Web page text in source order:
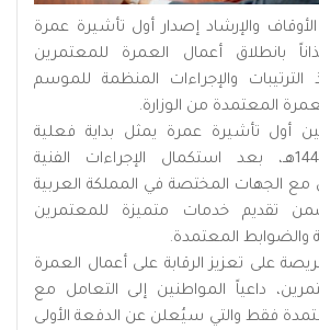
والإرشاد إصدار أول تأشيرة عمرة
إيذاناً بانطلاق أعمال العمرة للمعتمرين
الترتيبات والإجراءات المنظمة للموسم
المعتمدة من الوزارة.
أول تأشيرة عمرة يمثل بداية فعلية
لموسم العمرة 1448هـ، بعد استكمال الإجراءات الفنية
مع الجهات المختصة في المملكة العربية
تقديم خدمات متميزة للمعتمرين
والضوابط المعتمدة.
على تعزيز الرقابة على أعمال العمرة
داعياً المواطنين إلى التعامل مع
فقط والتي سيُعلن عن الدفعة الأولى